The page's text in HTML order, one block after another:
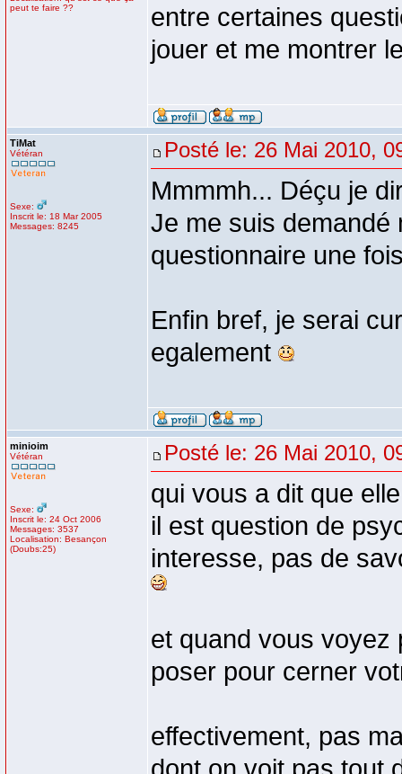
peut te faire ??
entre certaines
jouer et me montrer
TiMat
Vétéran
Sexe:
Inscrit le: 18 Mar 2005
Messages: 8245
Posté le: 26 Mai 2010,
Mmmmh... Déçu je
Je me suis demandé
questionnaire une
Enfin bref, je serai
egalement
minioim
Vétéran
Sexe:
Inscrit le: 24 Oct 2006
Messages: 3537
Localisation: Besançon
(Doubs:25)
Posté le: 26 Mai 2010,
qui vous a dit que
il est question de
interesse, pas de
et quand vous voyez
poser pour cerner
effectivement, pas